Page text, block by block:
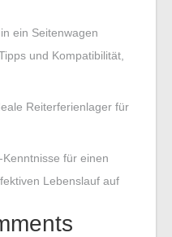
ein Seitenwagen
und Kompatibilität,
Reiterferienlager für
für einen
Lebenslauf auf